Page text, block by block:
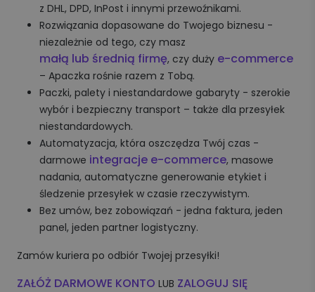
z DHL, DPD, InPost i innymi przewoźnikami.
Rozwiązania dopasowane do Twojego biznesu -
niezależnie od tego, czy masz
małą lub średnią firmę, czy duży e-commerce
– Apaczka rośnie razem z Tobą.
Paczki, palety i niestandardowe gabaryty - szerokie
wybór i bezpieczny transport – także dla przesyłek
niestandardowych.
Automatyzacja, która oszczędza Twój czas -
darmowe integracje e-commerce, masowe
nadania, automatyczne generowanie etykiet i
śledzenie przesyłek w czasie rzeczywistym.
Bez umów, bez zobowiązań - jedna faktura, jeden
panel, jeden partner logistyczny.
Zamów kuriera po odbiór Twojej przesyłki!
ZAŁÓŻ DARMOWE KONTO LUB ZALOGUJ SIĘ